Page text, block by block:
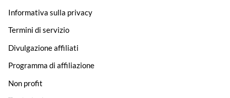
Informativa sulla privacy
Termini di servizio
Divulgazione affiliati
Programma di affiliazione
Non profit